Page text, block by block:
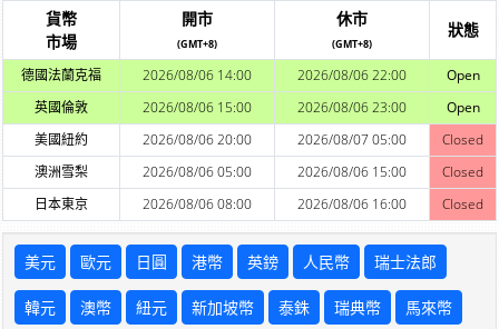
貨幣
市場
開市
(GMT+8)
休市
(GMT+8)
狀態
德國法蘭克福 2026/08/06 14:00 2026/08/06 22:00
Open
英國倫敦
2026/08/06 15:00 2026/08/06 23:00
Open
美國紐約
2026/08/06 20:00 2026/08/07 05:00
Closed
澳洲雪梨
2026/08/06 05:00 2026/08/06 15:00
Closed
日本東京
2026/08/06 08:00 2026/08/06 16:00 Closed
美元 歐元 日圓 港幣 英鎊 人民幣 瑞士法郎
韓元 澳幣 紐元 新加坡幣 泰銖 瑞典幣 馬來幣